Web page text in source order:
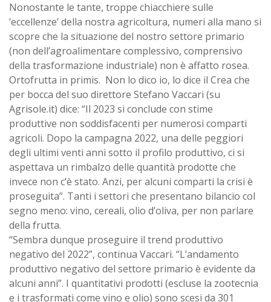
Nonostante le tante, troppe chiacchiere sulle
‘eccellenze’ della nostra agricoltura, numeri alla mano si
scopre che la situazione del nostro settore primario
(non dell’agroalimentare complessivo, comprensivo
della trasformazione industriale) non è affatto rosea.
Ortofrutta in primis. Non lo dico io, lo dice il Crea che
per bocca del suo direttore Stefano Vaccari (su
Agrisole.it) dice: “Il 2023 si conclude con stime
produttive non soddisfacenti per numerosi comparti
agricoli. Dopo la campagna 2022, una delle peggiori
degli ultimi venti anni sotto il profilo produttivo, ci si
aspettava un rimbalzo delle quantità prodotte che
invece non c’è stato. Anzi, per alcuni comparti la crisi è
proseguita”. Tanti i settori che presentano bilancio col
segno meno: vino, cereali, olio d’oliva, per non parlare
della frutta.
“Sembra dunque proseguire il trend produttivo
negativo del 2022”, continua Vaccari. “L’andamento
produttivo negativo del settore primario è evidente da
alcuni anni”. I quantitativi prodotti (escluse la zootecnia
e i trasformati come vino e olio) sono scesi da 301